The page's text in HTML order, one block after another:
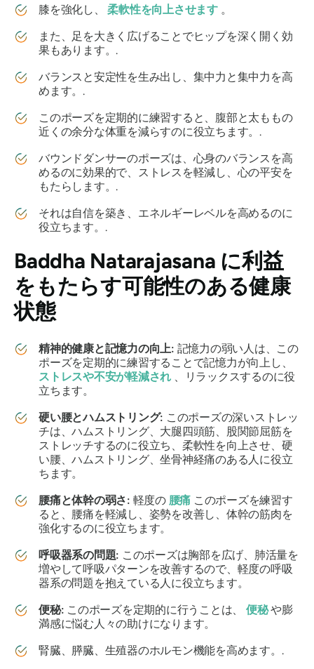
膝を強化し、柔軟性を向上させます。
また、足を大きく広げることでヒップを深く開く効
果もあります。.
バランスと安定性を生み出し、集中力と集中力を高
めます。.
このポーズを定期的に練習すると、腹部と太ももの
近くの余分な体重を減らすのに役立ちます。.
バウンドダンサーのポーズは、心身のバランスを高
めるのに効果的で、ストレスを軽減し、心の平安を
もたらします。.
それは自信を築き、エネルギーレベルを高めるのに
役立ちます。.
Baddha Natarajasana に利益
をもたらす可能性のある健康
状態
精神的健康と記憶力の向上: 記憶力の弱い人は、この
ポーズを定期的に練習することで記憶力が向上し、
ストレスや不安が軽減され 、リラックスするのに役
立ちます。
硬い腰とハムストリング: このポーズの深いストレッ
チは、ハムストリング、大腿四頭筋、股関節屈筋を
ストレッチするのに役立ち、柔軟性を向上させ、硬
い腰、ハムストリング、坐骨神経痛のある人に役立
ちます。
腰痛と体幹の弱さ: 軽度の腰痛 このポーズを練習す
ると、腰痛を軽減し、姿勢を改善し、体幹の筋肉を
強化するのに役立ちます。
呼吸器系の問題: このポーズは胸部を広げ、肺活量を
増やして呼吸パターンを改善するので、軽度の呼吸
器系の問題を抱えている人に役立ちます。
便秘: このポーズを定期的に行うことは、 便秘や膨
満感に悩む人々の助けになります。
腎臓、膵臓、生殖器のホルモン機能を高めます。.